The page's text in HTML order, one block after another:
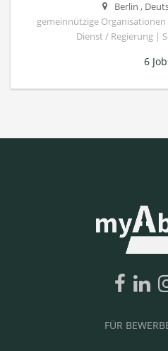
Berlin ,
gemeinnützige
Dienst / Regierung |
6
FÜR